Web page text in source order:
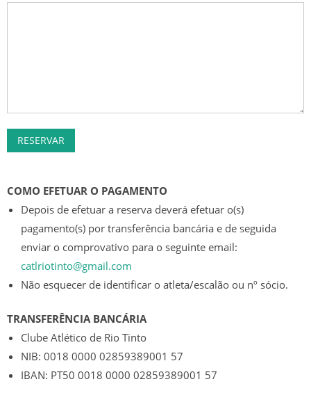
CLASSIFICAÇÕES GERAIS
SENIORES
CLASSIFICAÇÃO
CALENDÁRIO
ESTATÍSTICAS
SUB 19 – JUNIORES
CLASSIFICAÇÕES
COMO EFETUAR O PAGAMENTO
Depois de efetuar a reserva deverá efetuar o(s)
pagamento(s) por transferência bancária e de seguida
enviar o comprovativo para o seguinte email:
catlriotinto@gmail.com
Não esquecer de identificar o atleta/escalão ou nº sócio.
TRANSFERÊNCIA BANCÁRIA
Clube Atlético de Rio Tinto
NIB: 0018 0000 02859389001 57
IBAN: PT50 0018 0000 02859389001 57